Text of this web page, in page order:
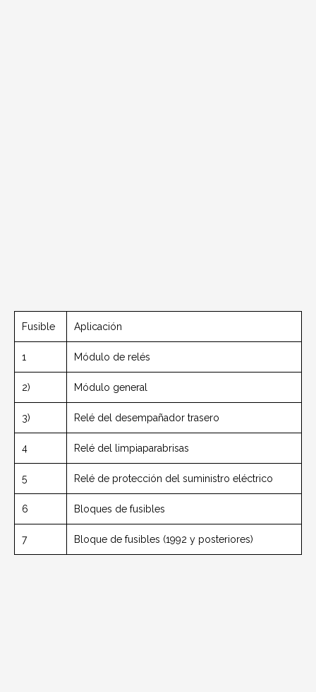
Fusible Aplicación
1 Módulo de relés
2) Módulo general
3) Relé del desempañador trasero
4 Relé del limpiaparabrisas
5 Relé de protección del suministro eléctrico
6 Bloques de fusibles
7 Bloque de fusibles (1992 y posteriores)